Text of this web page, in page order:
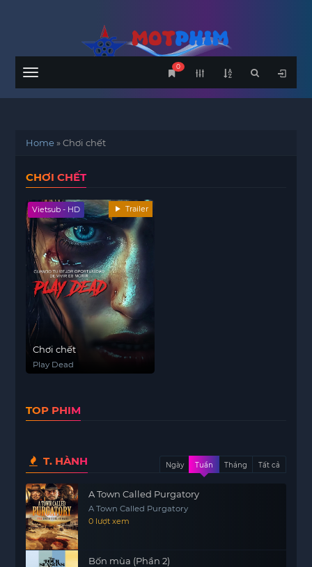
Menu
0
Home»Chơi chết
CHƠI CHẾT
Vietsub - HD Trailer
Chơi chết
Play Dead
TOP PHIM
T. HÀNH Ngày Tuần Tháng Tất cả
A Town Called Purgatory
A Town Called Purgatory
0 lượt xem
Bốn mùa (Phần 2)